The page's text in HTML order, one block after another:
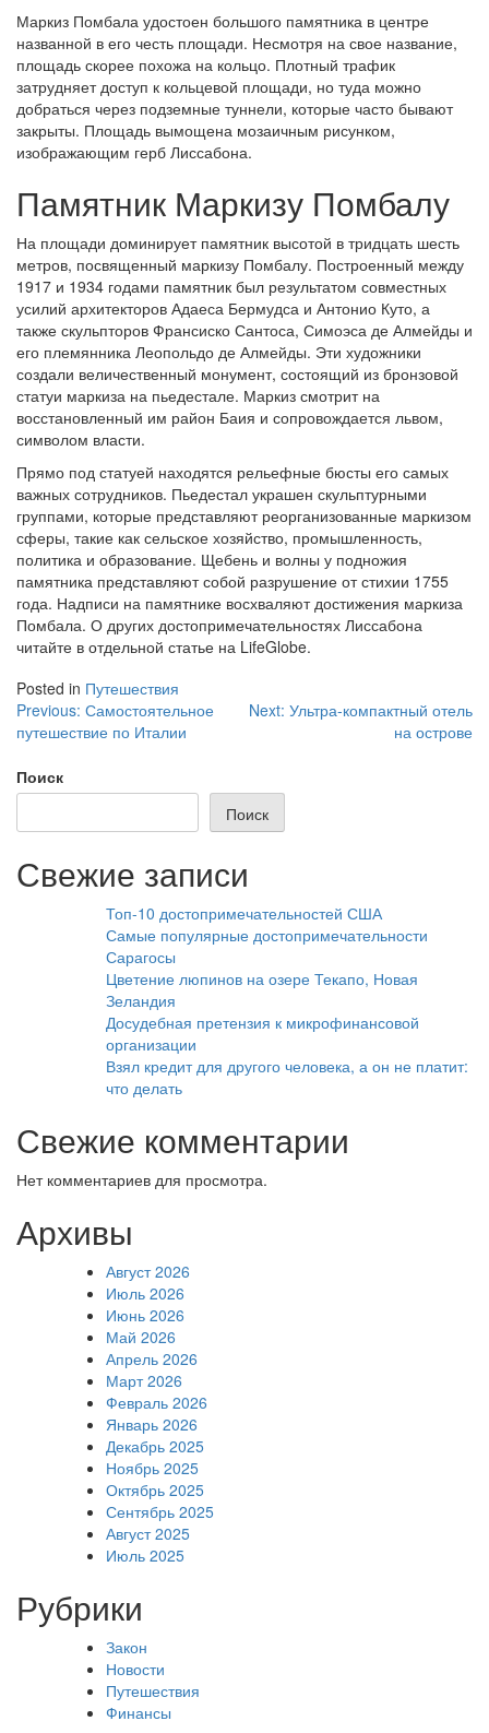
Маркиз Помбала удостоен большого памятника в центре
названной в его честь площади. Несмотря на свое название,
площадь скорее похожа на кольцо. Плотный трафик
затрудняет доступ к кольцевой площади, но туда можно
добраться через подземные туннели, которые часто бывают
закрыты. Площадь вымощена мозаичным рисунком,
изображающим герб Лиссабона.
Памятник Маркизу Помбалу
На площади доминирует памятник высотой в тридцать шесть
метров, посвященный маркизу Помбалу. Построенный между
1917 и 1934 годами памятник был результатом совместных
усилий архитекторов Адаеса Бермудса и Антонио Куто, а
также скульпторов Франсиско Сантоса, Симоэса де Алмейды и
его племянника Леопольдо де Алмейды. Эти художники
создали величественный монумент, состоящий из бронзовой
статуи маркиза на пьедестале. Маркиз смотрит на
восстановленный им район Баия и сопровождается львом,
символом власти.
Прямо под статуей находятся рельефные бюсты его самых
важных сотрудников. Пьедестал украшен скульптурными
группами, которые представляют реорганизованные маркизом
сферы, такие как сельское хозяйство, промышленность,
политика и образование. Щебень и волны у подножия
памятника представляют собой разрушение от стихии 1755
года. Надписи на памятнике восхваляют достижения маркиза
Помбала. О других достопримечательностях Лиссабона
читайте в отдельной статье на LifeGlobe.
Posted in Путешествия
Навигация
по
записям
Previous: Самостоятельное
путешествие по Италии
Next: Ультра-компактный отель
на острове
Поиск
Поиск
Свежие записи
Топ-10 достопримечательностей США
Самые популярные достопримечательности
Сарагосы
Цветение люпинов на озере Текапо, Новая
Зеландия
Досудебная претензия к микрофинансовой
организации
Взял кредит для другого человека, а он не платит:
что делать
Свежие комментарии
Нет комментариев для просмотра.
Архивы
Август 2026
Июль 2026
Июнь 2026
Май 2026
Апрель 2026
Март 2026
Февраль 2026
Январь 2026
Декабрь 2025
Ноябрь 2025
Октябрь 2025
Сентябрь 2025
Август 2025
Июль 2025
Рубрики
Закон
Новости
Путешествия
Финансы